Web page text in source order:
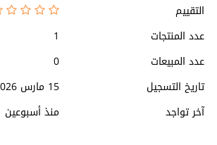
التقييم
عدد المنتجات
1
عدد المبيعات
0
تاريخ التسجيل
15 مارس 2026
آخر تواجد
منذ أسبوعين